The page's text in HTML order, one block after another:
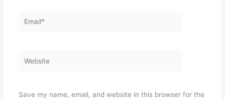
Save my name, email, and website in this browser for the